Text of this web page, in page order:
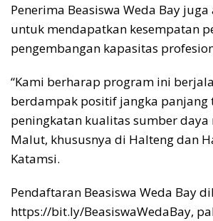
Penerima Beasiswa Weda Bay
untuk mendapatkan kesempatan
pengembangan kapasitas
“Kami berharap program ini
berdampak positif jangka panjang
peningkatan kualitas sumber daya
Malut, khususnya di Halteng dan
Katamsi.
Pendaftaran Beasiswa Weda Bay
https://bit.ly/BeasiswaWedaBay,